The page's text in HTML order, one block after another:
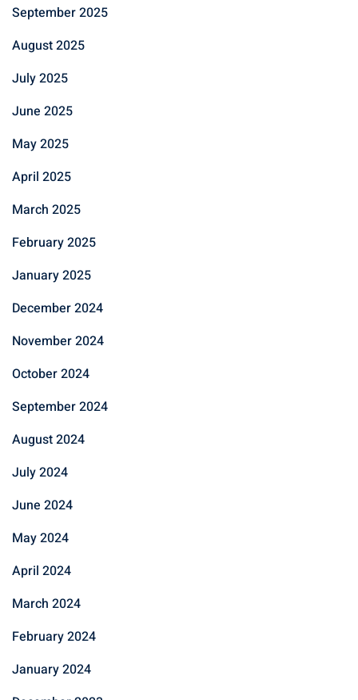
September 2025
August 2025
July 2025
June 2025
May 2025
April 2025
March 2025
February 2025
January 2025
December 2024
November 2024
October 2024
September 2024
August 2024
July 2024
June 2024
May 2024
April 2024
March 2024
February 2024
January 2024